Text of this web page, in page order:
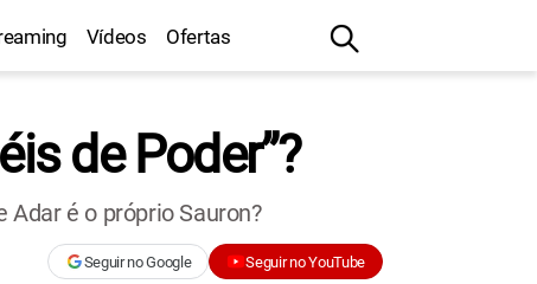
Vídeos Ofertas
de Poder”?
é o próprio Sauron?
Seguir no Google Seguir no YouTube